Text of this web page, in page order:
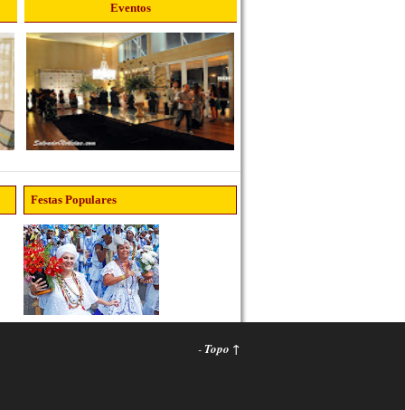
Eventos
Festas Populares
- Topo ↑